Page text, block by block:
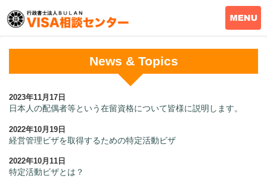
News & Topics
2023年11月17日
日本人の配偶者等という在留資格について皆様に説明します。
2022年10月19日
経営管理ビザを取得するための特定活動ビザ
2022年10月11日
特定活動ビザとは？